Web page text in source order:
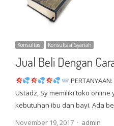
Konsultasi Konsultasi Syariah
Jual Beli Dengan
Ustadz, Sy memiliki toko online
kebutuhan ibu dan bayi. Ada
November 19, 2017
Author
admin